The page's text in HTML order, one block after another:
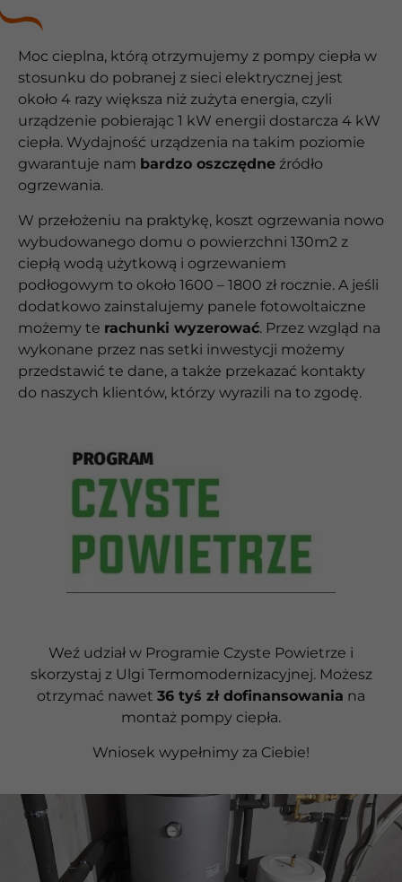
Moc cieplna, którą otrzymujemy z pompy ciepła w
stosunku do pobranej z sieci elektrycznej jest
około 4 razy większa niż zużyta energia, czyli
urządzenie pobierając 1 kW energii dostarcza 4 kW
ciepła. Wydajność urządzenia na takim poziomie
gwarantuje nam bardzo oszczędne źródło
ogrzewania.
W przełożeniu na praktykę, koszt ogrzewania nowo
wybudowanego domu o powierzchni 130m2 z
ciepłą wodą użytkową i ogrzewaniem
podłogowym to około 1600 – 1800 zł rocznie. A jeśli
dodatkowo zainstalujemy panele fotowoltaiczne
możemy te rachunki wyzerować. Przez wzgląd na
wykonane przez nas setki inwestycji możemy
przedstawić te dane, a także przekazać kontakty
do naszych klientów, którzy wyrazili na to zgodę.
Weź udział w Programie Czyste Powietrze i
skorzystaj z Ulgi Termomodernizacyjnej. Możesz
otrzymać nawet 36 tyś zł dofinansowania na
montaż pompy ciepła.
Wniosek wypełnimy za Ciebie!